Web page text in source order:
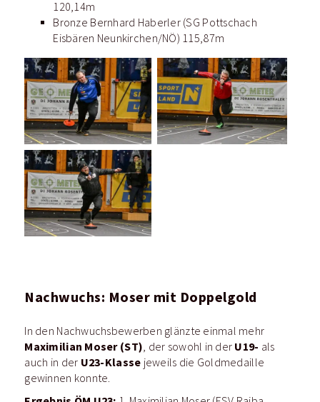
120,14m
Bronze Bernhard Haberler (SG Pottschach
Eisbären Neunkirchen/NÖ) 115,87m
Nachwuchs: Moser mit Doppelgold
In den Nachwuchsbewerben glänzte einmal mehr
Maximilian Moser (ST), der sowohl in der U19- als
auch in der U23-Klasse jeweils die Goldmedaille
gewinnen konnte.